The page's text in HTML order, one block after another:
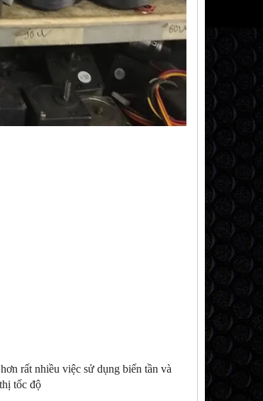
rất nhiều việc sử dụng biến tần và
tốc độ